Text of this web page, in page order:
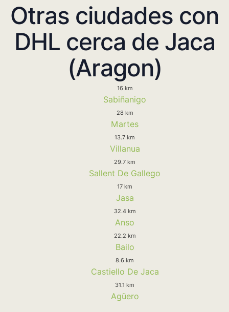
Otras ciudades con
DHL cerca de Jaca
(Aragon)
16 km
Sabiñanigo
28 km
Martes
13.7 km
Villanua
29.7 km
Sallent De Gallego
17 km
Jasa
32.4 km
Anso
22.2 km
Bailo
8.6 km
Castiello De Jaca
31.1 km
Agüero